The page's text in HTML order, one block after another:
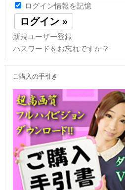
ログイン情報を記憶
新規ユーザー登録
パスワードをお忘れですか ?
ご購入の手引き